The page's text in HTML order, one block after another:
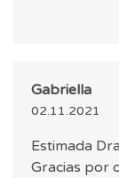
Gabriella
02.11.2021
Estimada
Gracias por